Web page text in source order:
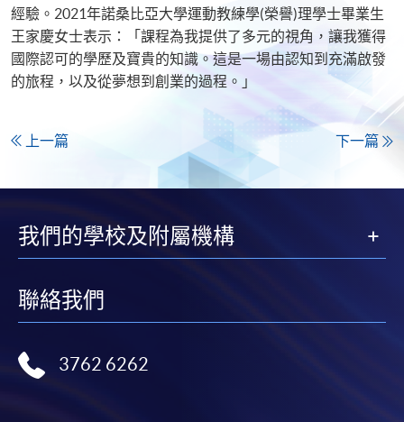
經驗。2021年諾桑比亞大學運動教練學(榮譽)理學士畢業生
王家慶女士表示：「課程為我提供了多元的視角，讓我獲得
國際認可的學歷及寶貴的知識。這是一場由認知到充滿啟發
的旅程，以及從夢想到創業的過程。」
上一篇 下一篇
我們的學校及附屬機構
聯絡我們
3762 6262